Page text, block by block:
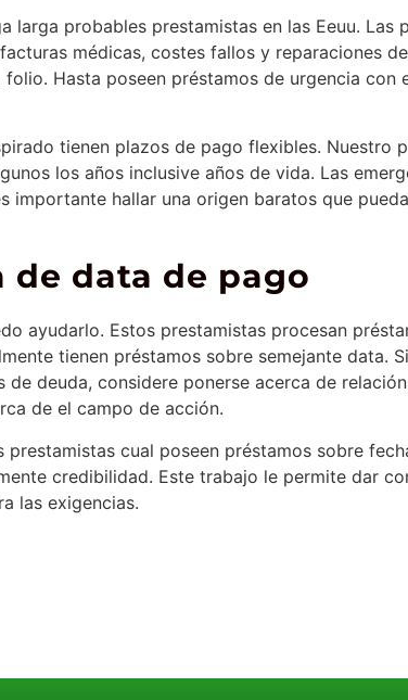
probables prestamistas en las Eeuu. Las
médicas, costes fallos y reparaciones
Hasta poseen préstamos de urgencia con
tienen plazos de pago flexibles. Nuestro
los años inclusive años de vida. Las
hallar una origen baratos que
data de pago
ayudarlo. Estos prestamistas procesan
tienen préstamos sobre semejante data.
deuda, considere ponerse acerca de
de el campo de acción.
cual poseen préstamos sobre
credibilidad. Este trabajo le permite dar
las exigencias.